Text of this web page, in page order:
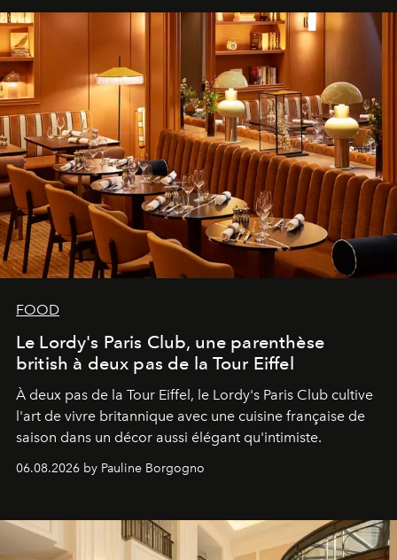
FOOD
Le Lordy's Paris Club, une parenthèse
british à deux pas de la Tour Eiffel
À deux pas de la Tour Eiffel, le Lordy's Paris Club cultive
l'art de vivre britannique avec une cuisine française de
saison dans un décor aussi élégant qu'intimiste.
06.08.2026 by Pauline Borgogno